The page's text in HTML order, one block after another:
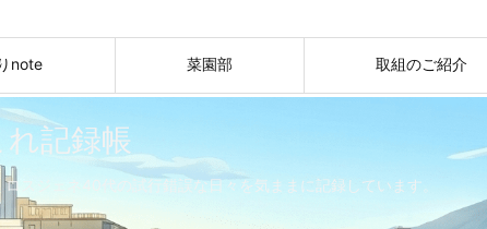
note 菜園部 取組のご紹介
記録帳
スジェネ40代の試行錯誤な日々を気ままに記録しています。